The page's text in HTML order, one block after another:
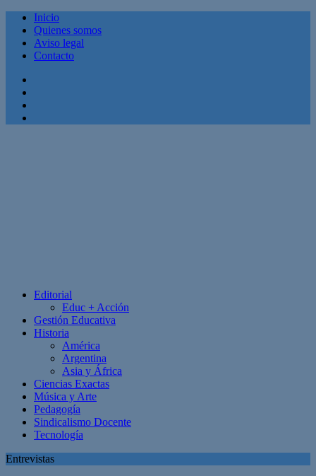
Inicio
Quienes somos
Aviso legal
Contacto
Editorial
Educ + Acción
Gestión Educativa
Historia
América
Argentina
Asia y África
Ciencias Exactas
Música y Arte
Pedagogía
Sindicalismo Docente
Tecnología
Entrevistas